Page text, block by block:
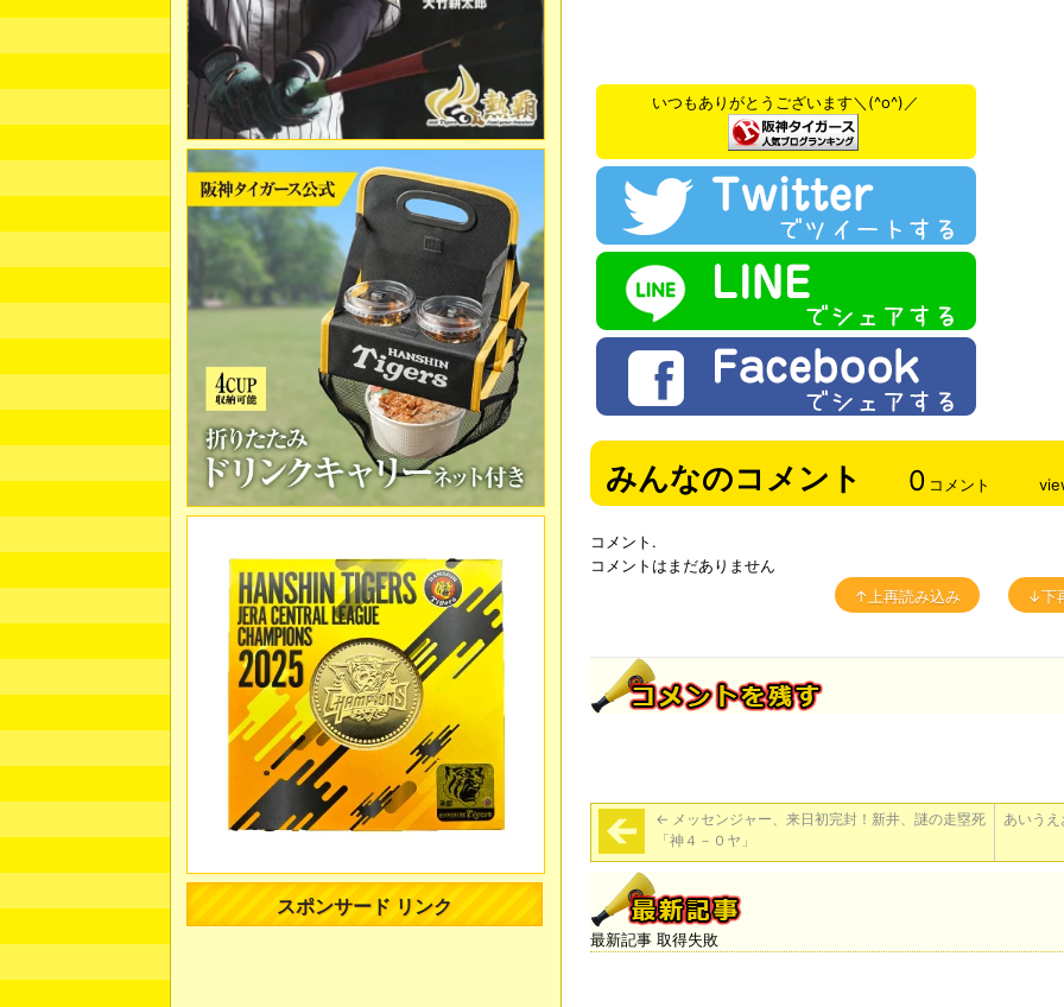
いつもありがとうございます＼(^o^)／
みんなのコメント 0 コメント
コメント.
コメントはまだありません
↑上再読み込み
↓下
← メッセンジャー、来日初完封！新井、謎の走塁死
「神４－０ヤ」
あいう
最新記事 取得失敗
スポンサード リンク